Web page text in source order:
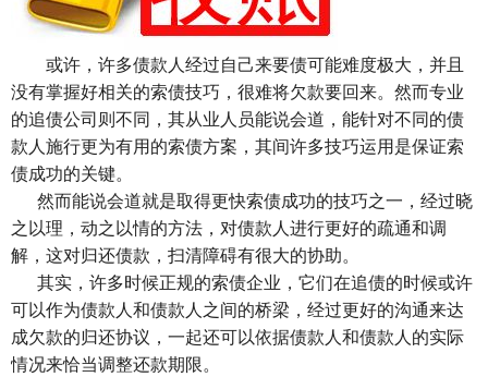
或许，许多债款人经过自己来要债可能难度极大，并且
没有掌握好相关的索债技巧，很难将欠款要回来。然而专业
的追债公司则不同，其从业人员能说会道，能针对不同的债
款人施行更为有用的索债方案，其间许多技巧运用是保证索
债成功的关键。
然而能说会道就是取得更快索债成功的技巧之一，经过晓
之以理，动之以情的方法，对债款人进行更好的疏通和调
解，这对归还债款，扫清障碍有很大的协助。
其实，许多时候正规的索债企业，它们在追债的时候或许
可以作为债款人和债款人之间的桥梁，经过更好的沟通来达
成欠款的归还协议，一起还可以依据债款人和债款人的实际
情况来恰当调整还款期限。